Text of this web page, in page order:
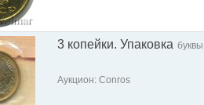
3 копейки. Упаковка буквы
Аукцион: Conros